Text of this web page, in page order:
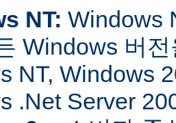
NT: Windows
Windows 버
NT, Windows
.Net Server